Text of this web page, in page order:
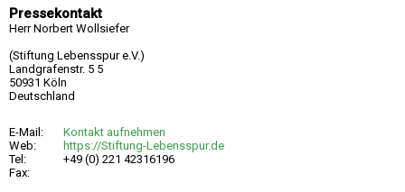
Pressekontakt
Herr Norbert Wollsiefer
(Stiftung Lebensspur e.V.)
Landgrafenstr. 5 5
50931 Köln
Deutschland
E-Mail:
Kontakt aufnehmen
Web:
https://Stiftung-Lebensspur.de
Tel:
+49 (0) 221 42316196
Fax: